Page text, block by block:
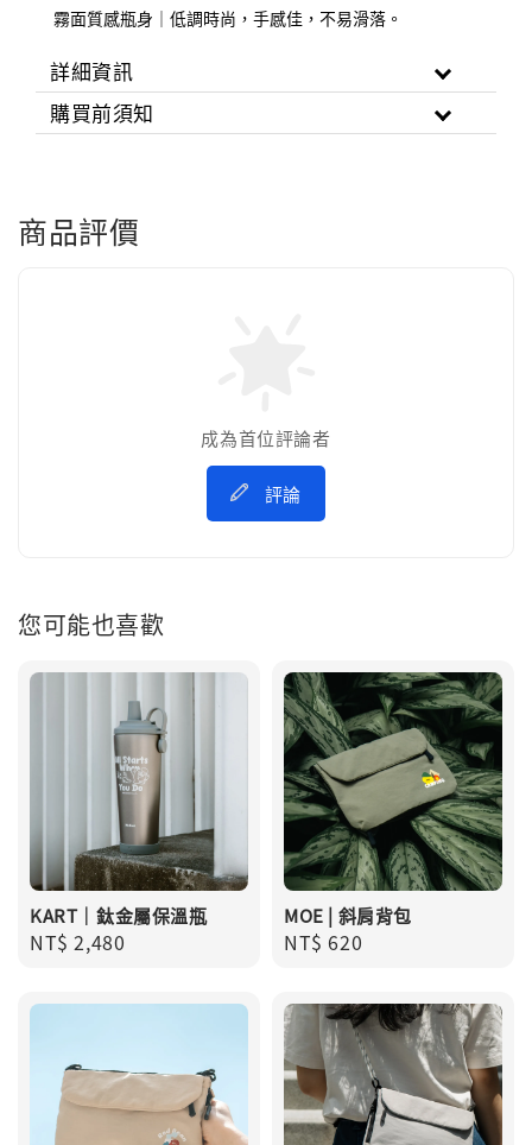
霧面質感瓶身｜低調時尚，手感佳，不易滑落。
詳細資訊
購買前須知
商品評價
成為首位評論者
評論
您可能也喜歡
KART｜鈦金屬保溫瓶
Regular
NT$ 2,480
MOE | 斜肩背包
Regular
NT$ 620